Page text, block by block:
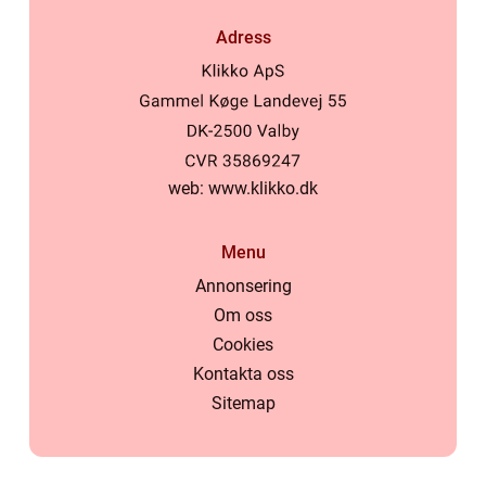
Adress
web: www.klikko.dk
Menu
Annonsering
Om oss
Cookies
Kontakta oss
Sitemap